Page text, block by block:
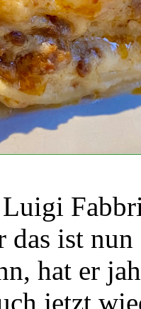
das ist
hat er
jetzt